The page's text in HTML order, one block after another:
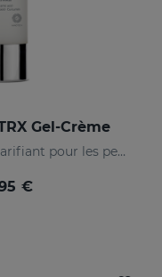
Gel-Crème
Soin hydratant et clarifiant pour les peaux mixtes
€